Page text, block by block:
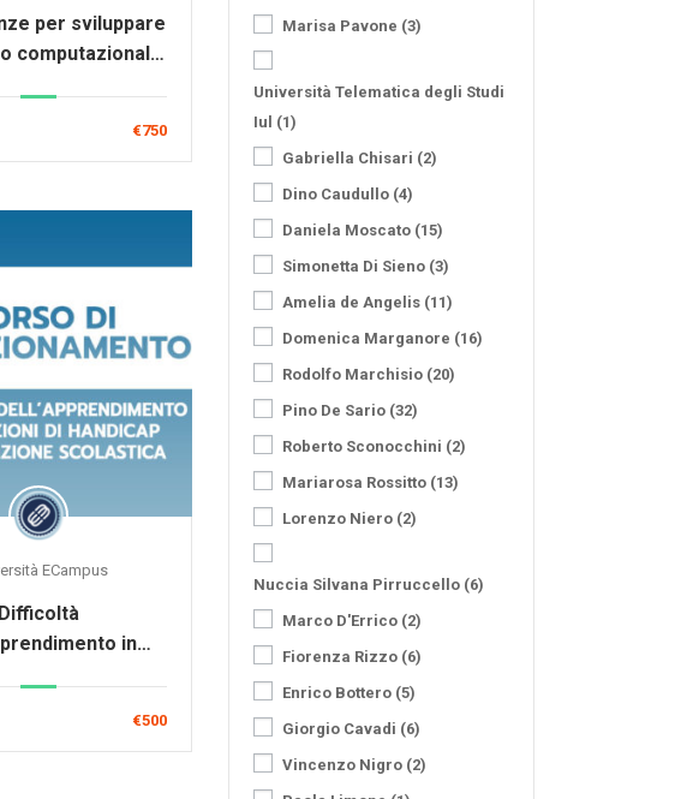
per sviluppare
computazionale
€750
ECampus
Difficoltà
in
scolastica
€500
Marisa Pavone (3)
Università Telematica degli Studi
Iul (1)
Gabriella Chisari (2)
Dino Caudullo (4)
Daniela Moscato (15)
Simonetta Di Sieno (3)
Amelia de Angelis (11)
Domenica Marganore (16)
Rodolfo Marchisio (20)
Pino De Sario (32)
Roberto Sconocchini (2)
Mariarosa Rossitto (13)
Lorenzo Niero (2)
Nuccia Silvana Pirruccello (6)
Marco D'Errico (2)
Fiorenza Rizzo (6)
Enrico Bottero (5)
Giorgio Cavadi (6)
Vincenzo Nigro (2)